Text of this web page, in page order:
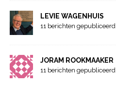
LEVIE WAGENHUIS
11 berichten gepubliceerd
JORAM ROOKMAAKER
11 berichten gepubliceerd